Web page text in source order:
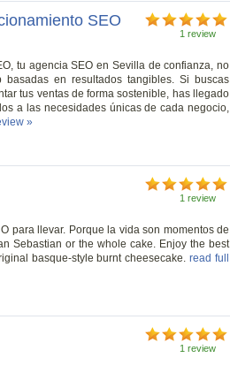
1 review
SEO
tu agencia SEO en Sevilla de confianza, no
basadas en resultados tangibles. Si buscas
tus ventas de forma sostenible, has llegado
a las necesidades únicas de cada negocio,
»
1 review
para llevar. Porque la vida son momentos de
Sebastian or the whole cake. Enjoy the best
basque-style burnt cheesecake.read full
1 review